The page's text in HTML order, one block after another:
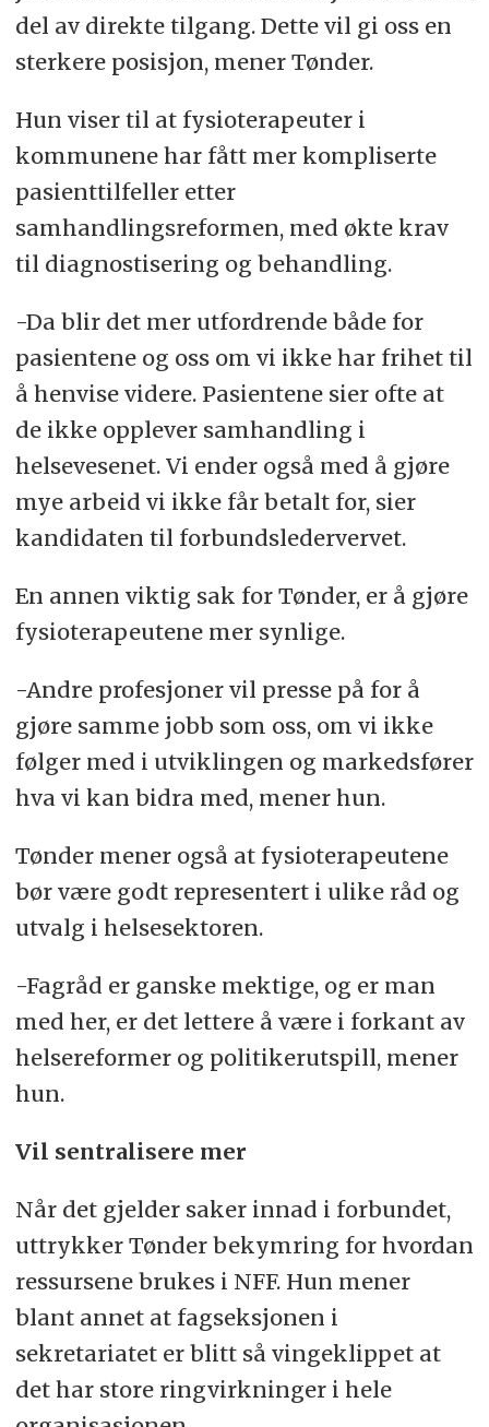
del av direkte tilgang. Dette vil gi oss en
sterkere posisjon, mener Tønder.
Hun viser til at fysioterapeuter i
kommunene har fått mer kompliserte
pasienttilfeller etter
samhandlingsreformen, med økte krav
til diagnostisering og behandling.
-Da blir det mer utfordrende både for
pasientene og oss om vi ikke har frihet til
å henvise videre. Pasientene sier ofte at
de ikke opplever samhandling i
helsevesenet. Vi ender også med å gjøre
mye arbeid vi ikke får betalt for, sier
kandidaten til forbundsledervervet.
En annen viktig sak for Tønder, er å gjøre
fysioterapeutene mer synlige.
-Andre profesjoner vil presse på for å
gjøre samme jobb som oss, om vi ikke
følger med i utviklingen og markedsfører
hva vi kan bidra med, mener hun.
Tønder mener også at fysioterapeutene
bør være godt representert i ulike råd og
utvalg i helsesektoren.
-Fagråd er ganske mektige, og er man
med her, er det lettere å være i forkant av
helsereformer og politikerutspill, mener
hun.
Vil sentralisere mer
Når det gjelder saker innad i forbundet,
uttrykker Tønder bekymring for hvordan
ressursene brukes i NFF. Hun mener
blant annet at fagseksjonen i
sekretariatet er blitt så vingeklippet at
det har store ringvirkninger i hele